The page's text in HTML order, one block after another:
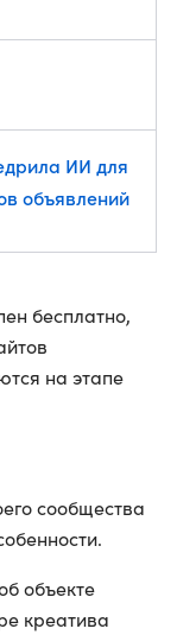
ИИ для
объявлений
бесплатно,
на этапе
сообщества
объекте
креатива